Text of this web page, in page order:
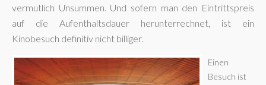
vermutlich Unsummen. Und sofern man den Eintrittspreis
auf die Aufenthaltsdauer herunterrechnet, ist ein
Kinobesuch definitiv nicht billiger.
Einen
Besuch ist